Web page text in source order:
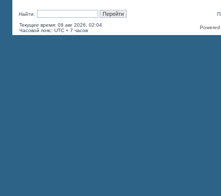
Найти:
Текущее время: 08 авг 2026, 02:04
Часовой пояс: UTC + 7 часов